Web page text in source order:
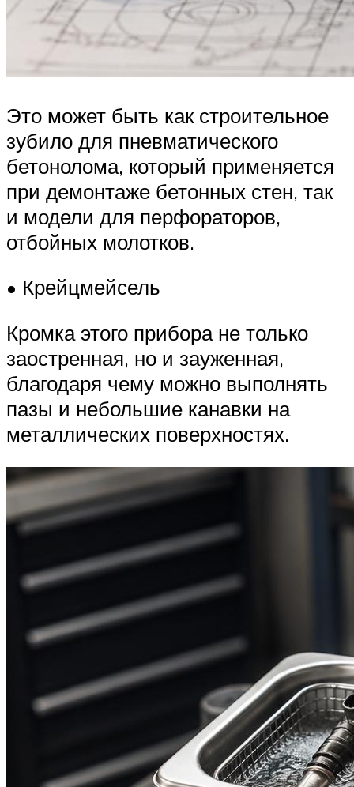
Это может быть как строительное
зубило для пневматического
бетонолома, который применяется
при демонтаже бетонных стен, так
и модели для перфораторов,
отбойных молотков.
• Крейцмейсель
Кромка этого прибора не только
заостренная, но и зауженная,
благодаря чему можно выполнять
пазы и небольшие канавки на
металлических поверхностях.